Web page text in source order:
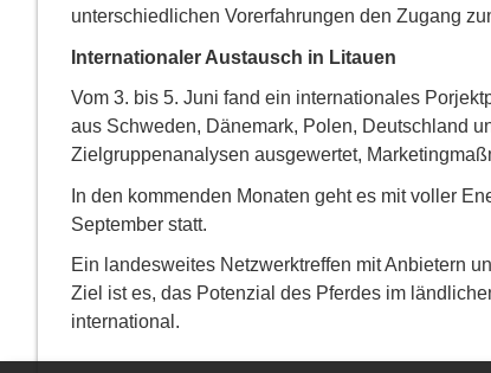
unterschiedlichen Vorerfahrungen den Zugang
Internationaler Austausch in Litauen
Vom 3. bis 5. Juni fand ein internationales
aus Schweden, Dänemark, Polen, Deutschland
Zielgruppenanalysen ausgewertet,
In den kommenden Monaten geht es mit voller
September statt.
Ein landesweites Netzwerktreffen mit Anbietern
Ziel ist es, das Potenzial des Pferdes im
international.